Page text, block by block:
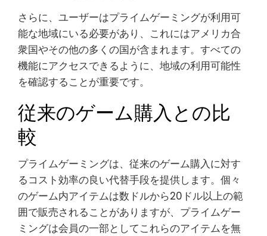
さらに、ユーザーはプライムゲーミングが利用可
能な地域にいる必要があり、これにはアメリカ合
衆国やその他の多くの国が含まれます。すべての
機能にアクセスできるように、地域の利用可能性
を確認することが重要です。
従来のゲーム購入との比
較
プライムゲーミングは、従来のゲーム購入に対す
るコスト効率の良い代替手段を提供します。個々
のゲーム内アイテムは数ドルから20ドル以上の範
囲で販売されることがありますが、プライムゲー
ミングは会員の一部としてこれらのアイテムを無